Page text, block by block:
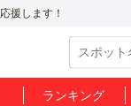
援します！
ランキング